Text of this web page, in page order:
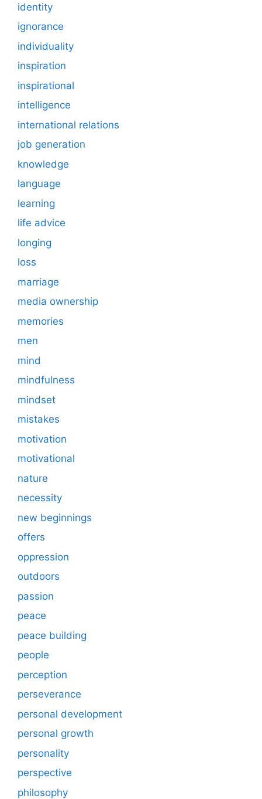
identity
ignorance
individuality
inspiration
inspirational
intelligence
international relations
job generation
knowledge
language
learning
life advice
longing
loss
marriage
media ownership
memories
men
mind
mindfulness
mindset
mistakes
motivation
motivational
nature
necessity
new beginnings
offers
oppression
outdoors
passion
peace
peace building
people
perception
perseverance
personal development
personal growth
personality
perspective
philosophy